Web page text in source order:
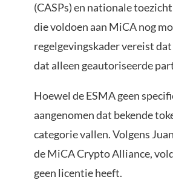
(CASPs) en nationale
die voldoen aan MiCA nog
regelgevingskader vereist
dat alleen geautoriseerde
Hoewel de ESMA geen
aangenomen dat bekende
categorie vallen. Volgens
de MiCA Crypto Alliance,
geen licentie heeft.